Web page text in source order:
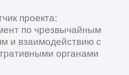
проекта:
по чрезвычайным
и взаимодействию с
органами